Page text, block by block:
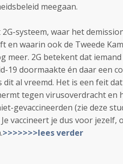
meegaan.
systeem, waar het
waarin ook de Tweede
meer. 2G betekent dat
19 doormaakte én daar een
dit al vreemd. Het is een feit
tegen virusoverdracht en
gevaccineerden (zie deze
Je vaccineert je dus voor
>>>>>>>lees verder